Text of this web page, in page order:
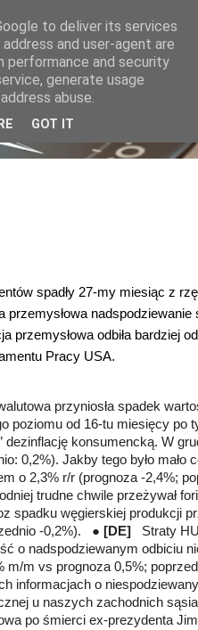
spadły 27-my miesiąc z
przemysłowa nadspodziewanie
przemysłowa odbiła bardziej
Pracy USA.
przyniosła spadek
poziomu od 16-tu miesięcy po
dezinflację konsumencką. W
0,2%). Jakby tego było mało
o 2,3% r/r (prognoza -2,4%;
trudne chwile przeżywał
spadku węgierskiej produkcji
-0,2%). ● [DE] Straty
o nadspodziewanym odbiciu
m/m vs prognoza 0,5%;
informacjach o
u naszych zachodnich
po śmierci ex-prezydenta
to deliver its services
and user-agent are
performance and security
generate usage
abuse.
GOT IT